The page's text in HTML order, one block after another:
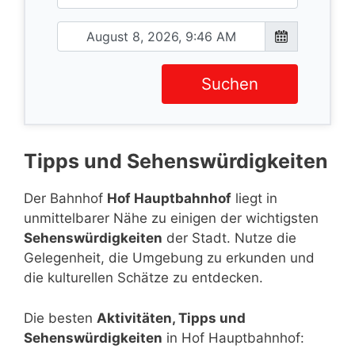
Suchen
Tipps und Sehenswürdigkeiten
Der Bahnhof Hof Hauptbahnhof liegt in
unmittelbarer Nähe zu einigen der wichtigsten
Sehenswürdigkeiten der Stadt. Nutze die
Gelegenheit, die Umgebung zu erkunden und
die kulturellen Schätze zu entdecken.
Die besten Aktivitäten, Tipps und
Sehenswürdigkeiten in Hof Hauptbahnhof: